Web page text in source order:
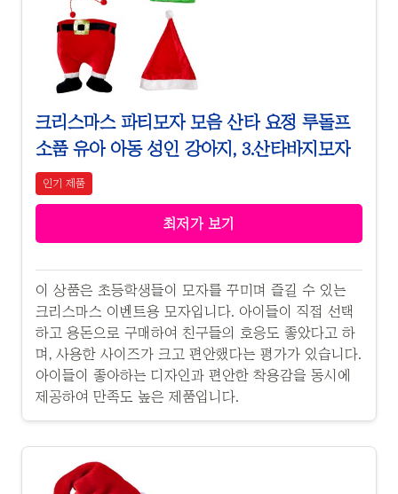
크리스마스 파티모자 모음 산타 요정 루돌프
소품 유아 아동 성인 강아지, 3.산타바지모자
인기 제품
최저가 보기
이 상품은 초등학생들이 모자를 꾸미며 즐길 수 있는
크리스마스 이벤트용 모자입니다. 아이들이 직접 선택
하고 용돈으로 구매하여 친구들의 호응도 좋았다고 하
며, 사용한 사이즈가 크고 편안했다는 평가가 있습니다.
아이들이 좋아하는 디자인과 편안한 착용감을 동시에
제공하여 만족도 높은 제품입니다.